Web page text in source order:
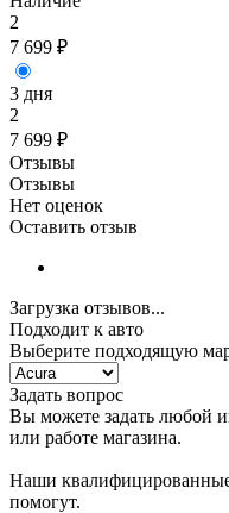
2
7 699 ₽
3 дня
2
7 699 ₽
Отзывы
Отзывы
Нет оценок
Оставить отзыв
Загрузка отзывов...
Подходит к авто
Выберите подходящую
Задать вопрос
Вы можете задать любой
или работе магазина.
Наши квалифицированные
помогут.